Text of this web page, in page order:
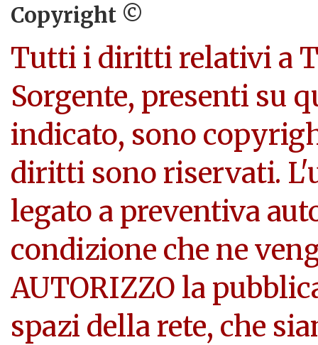
Copyright ©
Tutti i diritti relativi a
Sorgente, presenti su
indicato, sono
diritti sono riservati.
legato a preventiva
condizione che ne
AUTORIZZO la
spazi della rete, che